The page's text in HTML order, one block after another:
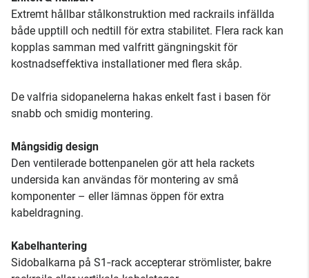
Extremt hållbar stålkonstruktion med rackrails infällda
både upptill och nedtill för extra stabilitet. Flera rack kan
kopplas samman med valfritt gängningskit för
kostnadseffektiva installationer med flera skåp.
De valfria sidopanelerna hakas enkelt fast i basen för
snabb och smidig montering.
Mångsidig design
Den ventilerade bottenpanelen gör att hela rackets
undersida kan användas för montering av små
komponenter – eller lämnas öppen för extra
kabeldragning.
Kabelhantering
Sidobalkarna på S1‑rack accepterar strömlister, bakre